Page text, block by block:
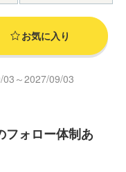
お気に入り
～2027/09/03
フォロー体制あ